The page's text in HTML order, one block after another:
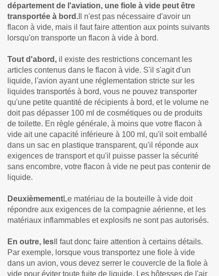
département de l'aviation, une fiole à vide peut être
transportée à bord. Il n'est pas nécessaire d'avoir un
flacon à vide, mais il faut faire attention aux points suivants
lorsqu'on transporte un flacon à vide à bord.
Tout d'abord, il existe des restrictions concernant les
articles contenus dans le flacon à vide. S'il s'agit d'un
liquide, l'avion ayant une réglementation stricte sur les
liquides transportés à bord, vous ne pouvez transporter
qu'une petite quantité de récipients à bord, et le volume ne
doit pas dépasser 100 ml de cosmétiques ou de produits
de toilette. En règle générale, à moins que votre flacon à
vide ait une capacité inférieure à 100 ml, qu'il soit emballé
dans un sac en plastique transparent, qu'il réponde aux
exigences de transport et qu'il puisse passer la sécurité
sans encombre, votre flacon à vide ne peut pas contenir de
liquide.
DeuxièmementLe matériau de la bouteille à vide doit
répondre aux exigences de la compagnie aérienne, et les
matériaux inflammables et explosifs ne sont pas autorisés.
En outre, les Il faut donc faire attention à certains détails.
Par exemple, lorsque vous transportez une fiole à vide
dans un avion, vous devez serrer le couvercle de la fiole à
vide pour éviter toute fuite de liquide. Les hôtesses de l'air